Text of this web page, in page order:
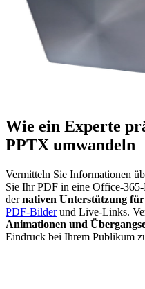
Wie ein Experte
PPTX umwandeln
Vermitteln Sie Informationen
Sie Ihr PDF in eine Office-
dernativen Unterstützung für
PDF-Bilderund Live-Links.
Animationen und
Eindruck bei Ihrem Publikum